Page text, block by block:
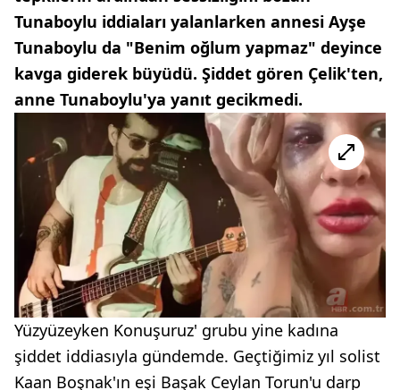
Tunaboylu iddiaları yalanlarken annesi Ayşe
Tunaboylu da "Benim oğlum yapmaz" deyince
kavga giderek büyüdü. Şiddet gören Çelik'ten,
anne Tunaboylu'ya yanıt gecikmedi.
Yüzyüzeyken Konuşuruz' grubu yine kadına
şiddet iddiasıyla gündemde. Geçtiğimiz yıl solist
Kaan Boşnak'ın eşi Başak Ceylan Torun'u darp